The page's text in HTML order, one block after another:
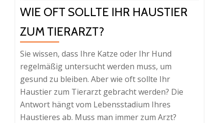
WIE OFT SOLLTE IHR HAUSTIER
ZUM TIERARZT?
Sie wissen, dass Ihre Katze oder Ihr Hund
regelmäßig untersucht werden muss, um
gesund zu bleiben. Aber wie oft sollte Ihr
Haustier zum Tierarzt gebracht werden? Die
Antwort hängt vom Lebensstadium Ihres
Haustieres ab. Muss man immer zum Arzt?